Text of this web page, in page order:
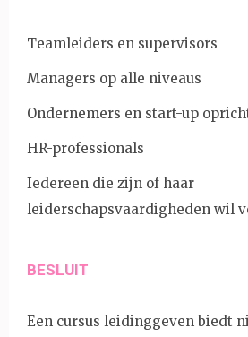
Teamleiders en supervisors
Managers op alle niveaus
Ondernemers en start-up
HR-professionals
Iedereen die zijn of haar
leiderschapsvaardigheden wil
BESLUIT
Een cursus leidinggeven biedt